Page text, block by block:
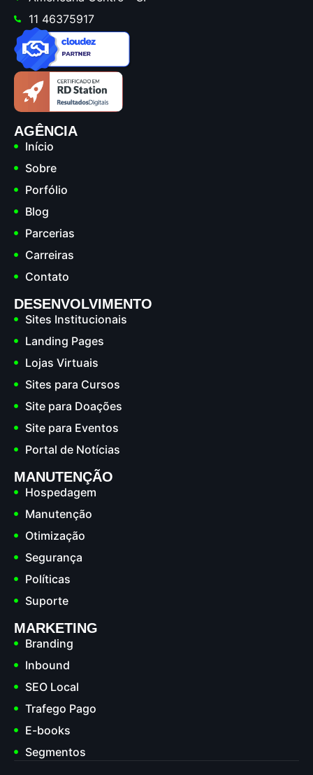
11 46375917
AGÊNCIA
Início
Sobre
Porfólio
Blog
Parcerias
Carreiras
Contato
DESENVOLVIMENTO
Sites Institucionais
Landing Pages
Lojas Virtuais
Sites para Cursos
Site para Doações
Site para Eventos
Portal de Notícias
MANUTENÇÃO
Hospedagem
Manutenção
Otimização
Segurança
Políticas
Suporte
MARKETING
Branding
Inbound
SEO Local
Trafego Pago
E-books
Segmentos